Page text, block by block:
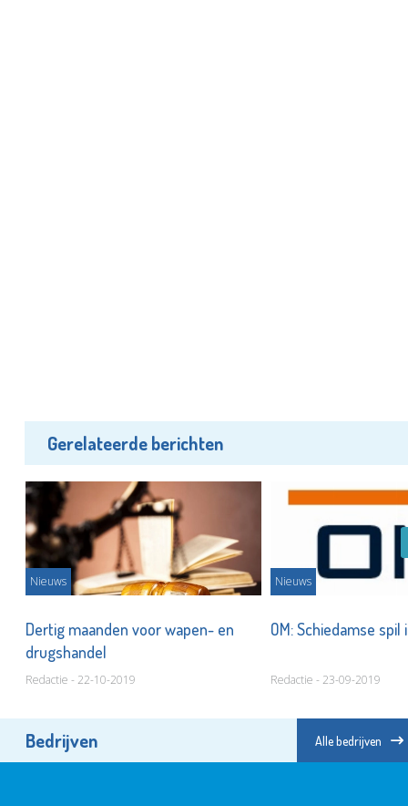
Gerelateerde berichten
Nieuws
Dertig maanden voor wapen- en
drugshandel
Redactie - 22-10-2019
Nieuws
OM: Schiedamse
Redactie - 23-09-2019
Bedrijven Alle bedrijven